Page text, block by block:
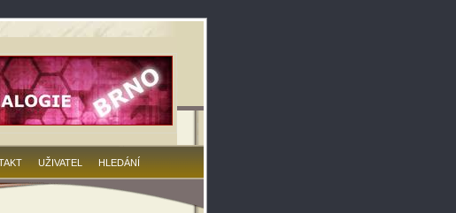
UŽIVATEL HLEDÁNÍ